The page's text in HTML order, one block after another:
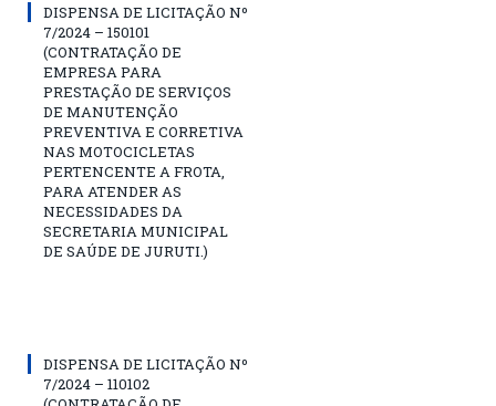
DISPENSA DE LICITAÇÃO Nº
7/2024 – 150101
(CONTRATAÇÃO DE
EMPRESA PARA
PRESTAÇÃO DE SERVIÇOS
DE MANUTENÇÃO
PREVENTIVA E CORRETIVA
NAS MOTOCICLETAS
PERTENCENTE A FROTA,
PARA ATENDER AS
NECESSIDADES DA
SECRETARIA MUNICIPAL
DE SAÚDE DE JURUTI.)
DISPENSA DE LICITAÇÃO Nº
7/2024 – 110102